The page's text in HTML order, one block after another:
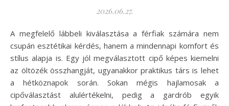
2026.06.27.
A megfelelő lábbeli kiválasztása a férfiak számára nem
csupán esztétikai kérdés, hanem a mindennapi komfort és
stílus alapja is. Egy jól megválasztott cipő képes kiemelni
az öltözék összhangját, ugyanakkor praktikus társ is lehet
a hétköznapok során. Sokan mégis hajlamosak a
cipőválasztást alulértékelni, pedig a gardrób egyik